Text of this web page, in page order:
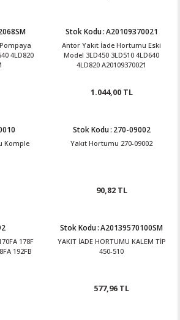
4LD820
Stok Kodu:A20109370021
Antor Yakıt İade Hortumu Eski
Model 3LD450 3LD510 4LD640
4LD820 A20109370021
1.044,00 TL
Komple
Stok Kodu: 270-09002
Yakıt Hortumu 270-09002
90,82 TL
178F
192FB
Stok Kodu:A20139570100SM
YAKIT İADE HORTUMU KALEM TİP
450-510
577,96 TL